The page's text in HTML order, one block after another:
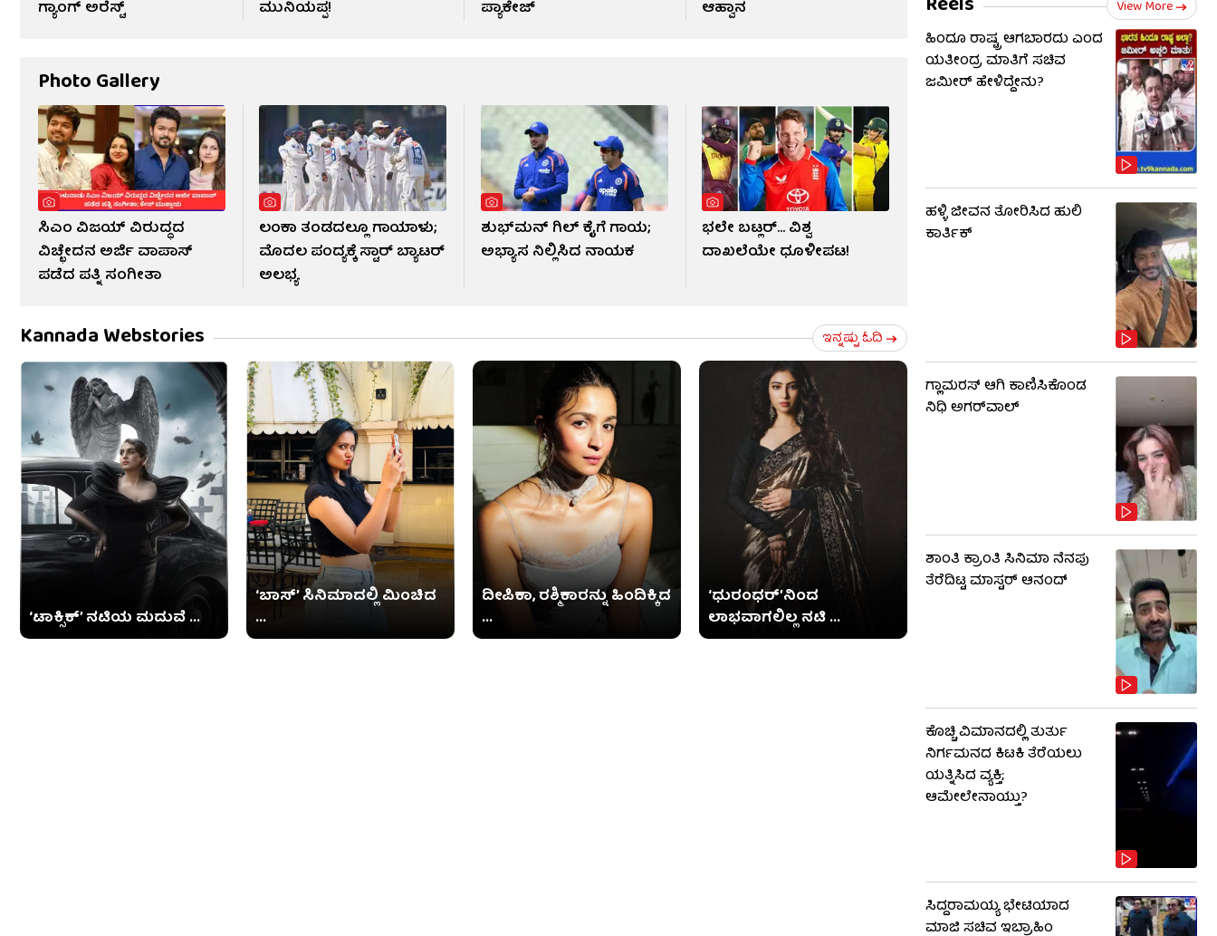
ಗ್ಯಾಂಗ್ ಅರೆಸ್ಟ್
ಮುನಿಯಪ್ಪ!
ಪ್ಯಾಕೇಜ್
ಆಹ್ವಾನ
Photo Gallery
ಸಿಎಂ ವಿಜಯ್ ವಿರುದ್ಧದ
ವಿಚ್ಛೇದನ ಅರ್ಜಿ ವಾಪಾಸ್
ಪಡೆದ ಪತ್ನಿ ಸಂಗೀತಾ
ಲಂಕಾ ತಂಡದಲ್ಲೂ ಗಾಯಾಳು;
ಮೊದಲ ಪಂದ್ಯಕ್ಕೆ ಸ್ಟಾರ್ ಬ್ಯಾಟರ್
ಅಲಭ್ಯ
ಶುಭ್​ಮನ್ ಗಿಲ್ ಕೈಗೆ ಗಾಯ;
ಅಭ್ಯಾಸ ನಿಲ್ಲಿಸಿದ ನಾಯಕ
ಭಲೇ ಬಟ್ಲರ್... ವಿಶ್ವ
ದಾಖಲೆಯೇ ಧೂಳೀಪಟ!
Kannada Webstories ಇನ್ನಷ್ಟು ಓದಿ
‘ಟಾಕ್ಸಿಕ್’ ನಟಿಯ ಮದುವೆ ...
‘ಬಾಸ್’ ಸಿನಿಮಾದಲ್ಲಿ ಮಿಂಚಿದ
...
ದೀಪಿಕಾ, ರಶ್ಮಿಕಾರನ್ನು ಹಿಂದಿಕ್ಕಿದ
...
‘ಧುರಂಧರ್’ನಿಂದ
ಲಾಭವಾಗಲಿಲ್ಲ ನಟಿ ...
View More
ಹಿಂದೂ ರಾಷ್ಟ್ರ ಆಗಬಾರದು ಎಂದ
ಯತೀಂದ್ರ ಮಾತಿಗೆ ಸಚಿವ
ಜಮೀರ್ ಹೇಳಿದ್ದೇನು?
ಹಳ್ಳಿ ಜೀವನ ತೋರಿಸಿದ ಹುಲಿ
ಕಾರ್ತಿಕ್
ಗ್ಲಾಮರಸ್ ಆಗಿ ಕಾಣಿಸಿಕೊಂಡ
ನಿಧಿ ಅಗರ್​​ವಾಲ್
ಶಾಂತಿ ಕ್ರಾಂತಿ ಸಿನಿಮಾ ನೆನಪು
ತೆರೆದಿಟ್ಟ ಮಾಸ್ಟರ್ ಆನಂದ್
ಕೊಚ್ಚಿ ವಿಮಾನದಲ್ಲಿ ತುರ್ತು
ನಿರ್ಗಮನದ ಕಿಟಕಿ ತೆರೆಯಲು
ಯತ್ನಿಸಿದ ವ್ಯಕ್ತಿ;
ಆಮೇಲೇನಾಯ್ತು?
ಸಿದ್ದರಾಮಯ್ಯ ಭೇಟಿಯಾದ
ಮಾಜಿ ಸಚಿವ ಇಬ್ರಾಹಿಂ